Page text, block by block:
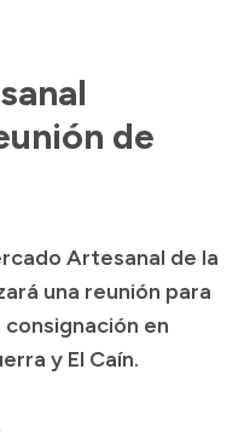
de
Artesanal de la
una reunión para
en
y El Caín.